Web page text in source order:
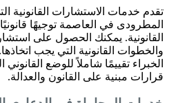
تقدم خدمات الاستشارات القانونية
المطرودى في العاصمة توجيهًا
القانونية. يمكنك الحصول على
والخطوات القانونية التي يجب
الخبراء تقييمًا شاملاً للوضع
قرارات مبنية على القانون والعدالة.